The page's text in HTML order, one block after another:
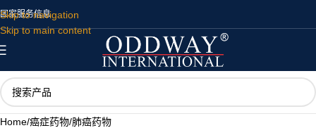
Skip to navigation
Skip to main content
国家服务信息
Home/癌症药物/肺癌药物